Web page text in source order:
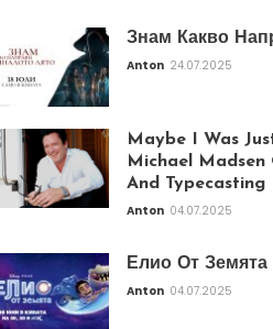
Знам Какво
Anton 24.07.2025
Maybe I Was
Michael Madsen
And Typecasting
Anton 04.07.2025
Елио От Земята
Anton 04.07.2025